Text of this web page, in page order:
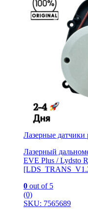
Лазерные датчики
Лазерный
EVE Plus / Lydsto
0 out of 5
(0)
SKU: 7565689